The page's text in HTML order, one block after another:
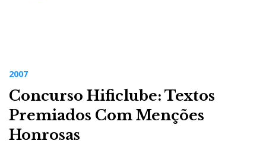
2007
Concurso Hificlube: Textos
Premiados Com Menções
Honrosas